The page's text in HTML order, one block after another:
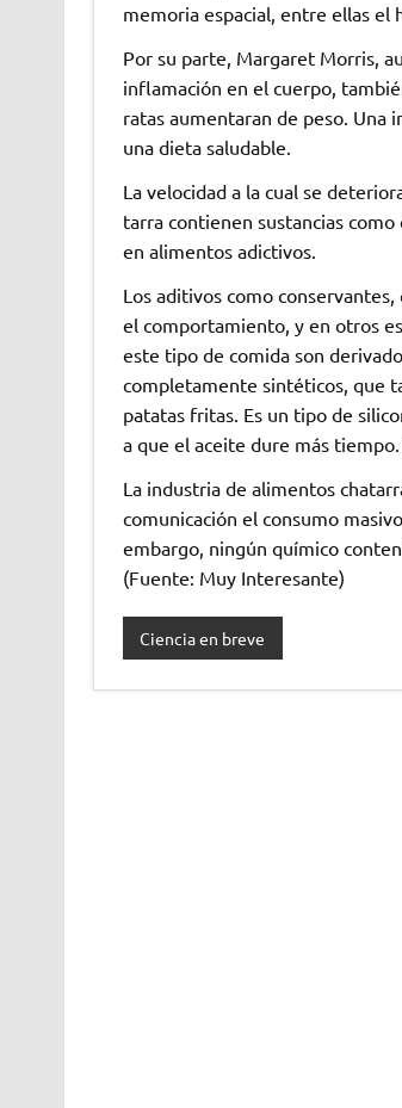
memoria espacial, entre ellas el
Por su parte, Margaret Morris,
inflamación en el cuerpo,
ratas aumentaran de peso. Una
una dieta saludable.
La velocidad a la cual se
tarra contienen sustancias
en alimentos adictivos.
Los aditivos como
el comportamiento, y en otros
este tipo de comida son
completamente sintéticos, que
patatas fritas. Es un tipo de
a que el aceite dure más
La industria de alimentos
comunicación el consumo
embargo, ningún químico
(Fuente: Muy Interesante)
Ciencia en breve